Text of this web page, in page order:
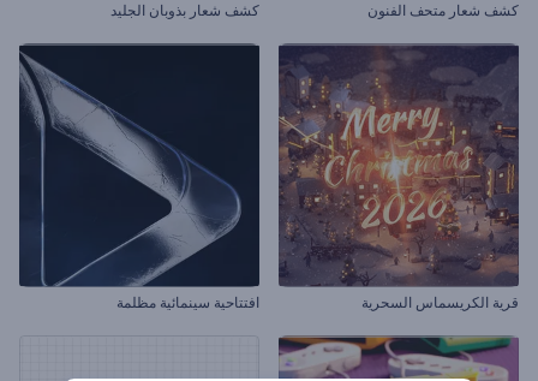
كشف شعار متحف الفنون كشف شعار بذوبان الجليد
قرية الكريسماس السحرية افتتاحية سينمائية مظلمة